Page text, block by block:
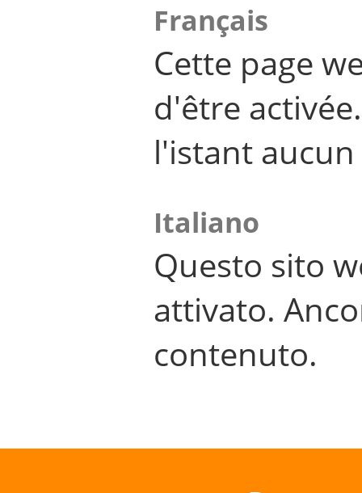
Français
Cette page
d'être
l'istant
Italiano
Questo sito
attivato.
contenuto.